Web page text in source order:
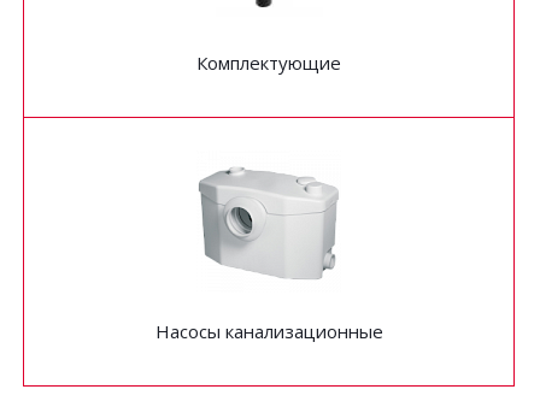
Комплектующие
Насосы канализационные